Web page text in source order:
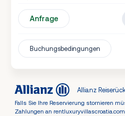
Anfrage
Buchungsbedingungen
Allianz
Falls Sie Ihre Reservierung stornieren
Zahlungen an